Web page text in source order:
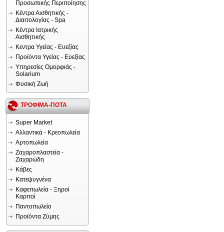
Προσωπικής Περιποίησης
Κέντρα Αισθητικής -
Διαιτολογίας - Spa
Κέντρα Ιατρικής
Αισθητικής
Κεντρα Υγείας - Ευεξίας
Προϊόντα Υγείας - Ευεξίας
Υπηρεσίες Ομορφιάς -
Solarium
Φυσική Ζωή
ΤΡΟΦΙΜΑ-ΠΟΤΑ
Super Market
Αλλαντικά - Κρεοπωλεία
Αρτοπωλεία
Ζαχαροπλαστεία -
Ζαχαρώδη
Κάβες
Κατεψυγνένα
Καφεπωλεία - Ξηροί
Καρποί
Παντοπωλείο
Προϊόντα Ζύμης